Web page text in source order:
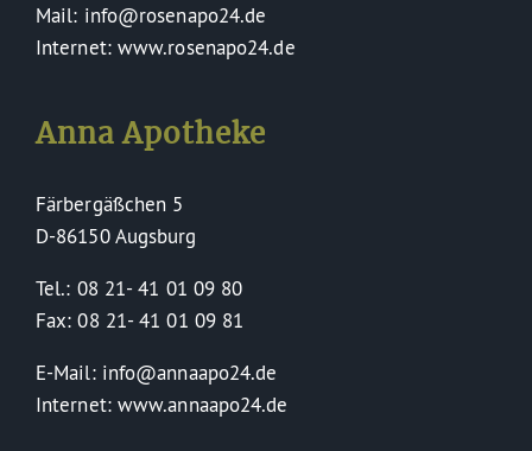
Mail: info@rosenapo24.de
Internet: www.rosenapo24.de
Anna Apotheke
Färbergäßchen 5
D-86150 Augsburg
Tel.: 08 21- 41 01 09 80
Fax: 08 21- 41 01 09 81
E-Mail: info@annaapo24.de
Internet: www.annaapo24.de